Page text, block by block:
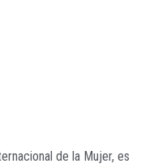
de la Mujer, es